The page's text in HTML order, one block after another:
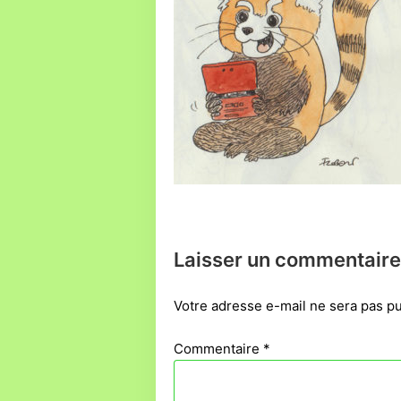
Laisser un commentaire
Votre adresse e-mail ne sera pas
Commentaire *